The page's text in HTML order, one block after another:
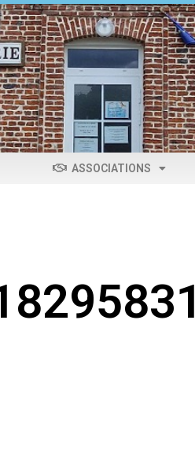
ASSOCIATIONS